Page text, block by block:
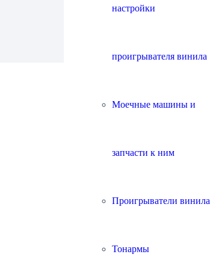
настройки
проигрывателя винила
Моечные машины и
запчасти к ним
Проигрыватели винила
Тонармы